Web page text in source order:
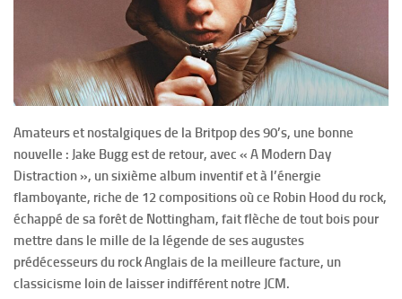
Amateurs et nostalgiques de la Britpop des 90’s, une bonne
nouvelle : Jake Bugg est de retour, avec « A Modern Day
Distraction », un sixième album inventif et à l’énergie
flamboyante, riche de 12 compositions où ce Robin Hood du rock,
échappé de sa forêt de Nottingham, fait flèche de tout bois pour
mettre dans le mille de la légende de ses augustes
prédécesseurs du rock Anglais de la meilleure facture, un
classicisme loin de laisser indifférent notre JCM.